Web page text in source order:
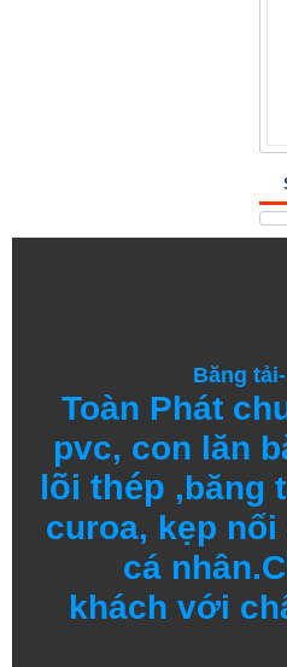
Băng tải-
Toàn Phát
pvc, con lăn
lõi thép ,băng
curoa, kẹp nối
cá nhân.
khách với